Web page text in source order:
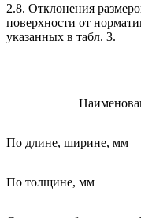
2.8. Отклонения
поверхности от
указанных в табл. 3.
По длине, ширине, мм
По толщине, мм